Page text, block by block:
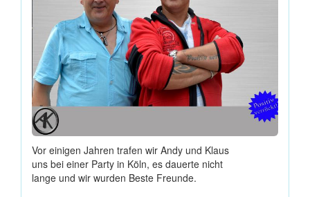
Vor einigen Jahren trafen wir Andy und Klaus
uns bei einer Party in Köln, es dauerte nicht
lange und wir wurden Beste Freunde.